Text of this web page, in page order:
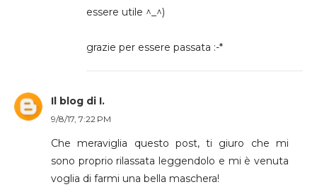
essere utile ^_^)
grazie per essere passata :-*
Il blog di I.
9/8/17, 7:22 PM
Che meraviglia questo post, ti giuro che mi
sono proprio rilassata leggendolo e mi è venuta
voglia di farmi una bella maschera!